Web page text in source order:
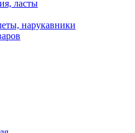
ласты
нарукавники